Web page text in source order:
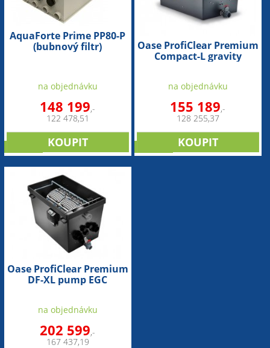
AquaForte Prime PP80-P
(bubnový filtr)
na objednávku
148 199,-
122 478,51
Oase ProfiClear Premium
Compact-L gravity
na objednávku
155 189,-
128 255,37
Oase ProfiClear Premium
DF-XL pump EGC
na objednávku
202 599,-
167 437,19